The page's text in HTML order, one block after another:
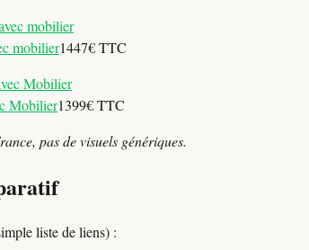
mobilier1447€ TTC
Mobilier1399€ TTC
pas de visuels génériques.
liste de liens) :